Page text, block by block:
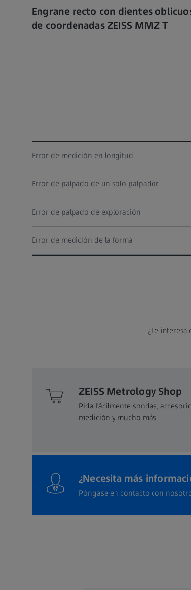
Engrane recto con dientes
de coordenadas ZEISS MMZ T
Error de medición en longitud
Error de palpado de un solo palpador
Error de palpado de exploración
Error de medición de la forma
¿Le interesa
ZEISS Metrology Shop
Pida fácilmente sondas,
medición y mucho más
¿Necesita más
Póngase en contacto con